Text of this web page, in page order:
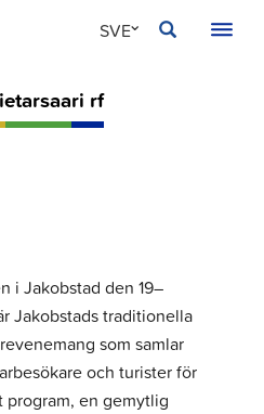
SVE
ENG
rf
i Jakobstad den 19–
Jakobstads traditionella
som samlar
och turister för
en gemytlig